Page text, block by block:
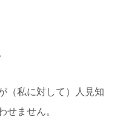
（私に対して）人見知
せません。